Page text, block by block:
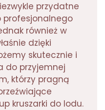
przydatne
profesjonalnego
również w
dzięki
skutecznie i
do przyjemnej
którzy pragną
kruszarki do lodu.